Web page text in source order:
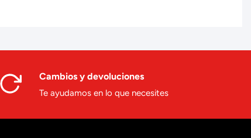
Cambios y devoluciones
Te ayudamos en lo que necesites